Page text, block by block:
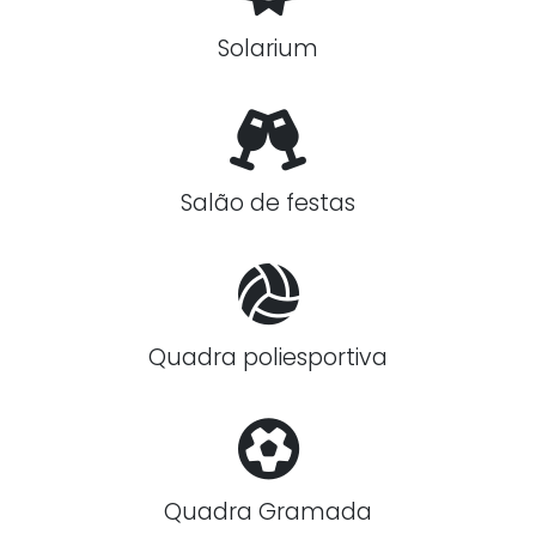
Solarium
Salão de festas
Quadra poliesportiva
Quadra Gramada